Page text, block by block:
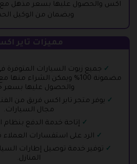
اكس والحصول عليها بسعر مذهل
وبضمان من الوكيل
مميزات تاير
جميع زيوت السيارات المتوفرة
مضمونة 100% ويمكن الشراء
والحصول عليها بسعر
يوفر متجر تاير اكس فريق من
مجال السيارات.
إتاحة خدمة الدفع
الرد على استفسارات
توفير خدمة توصيل إطارات
المنازل.